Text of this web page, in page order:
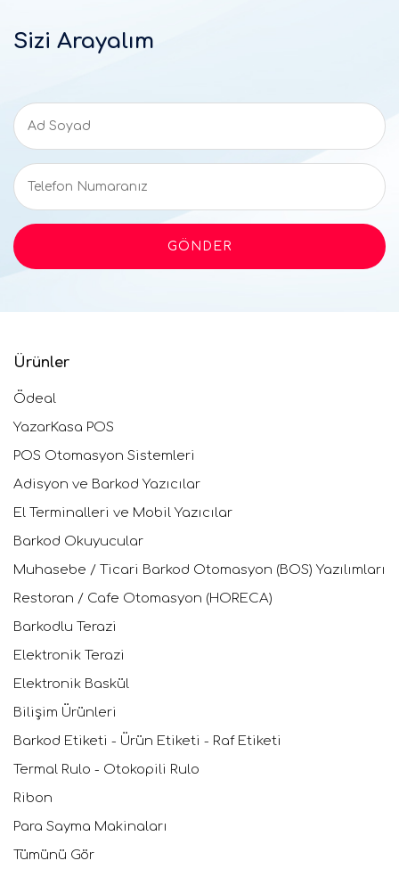
Sizi Arayalım
Ürünler
Ödeal
YazarKasa POS
POS Otomasyon Sistemleri
Adisyon ve Barkod Yazıcılar
El Terminalleri ve Mobil Yazıcılar
Barkod Okuyucular
Muhasebe / Ticari Barkod Otomasyon (BOS) Yazılımları
Restoran / Cafe Otomasyon (HORECA)
Barkodlu Terazi
Elektronik Terazi
Elektronik Baskül
Bilişim Ürünleri
Barkod Etiketi - Ürün Etiketi - Raf Etiketi
Termal Rulo - Otokopili Rulo
Ribon
Para Sayma Makinaları
Tümünü Gör